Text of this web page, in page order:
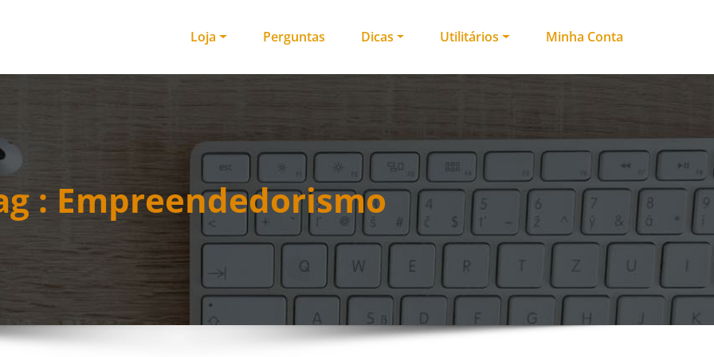
Loja Perguntas Dicas Utilitários Minha Conta
: Empreendedorismo